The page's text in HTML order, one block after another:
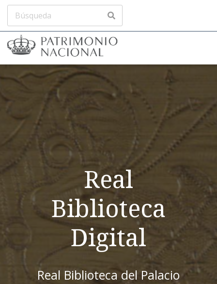
Real
Biblioteca
Digital
Real Biblioteca del Palacio